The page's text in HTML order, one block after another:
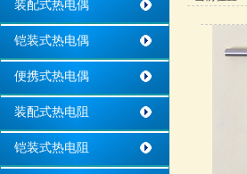
装配式热电偶
铠装式热电偶
便携式热电偶
装配式热电阻
铠装式热电阻